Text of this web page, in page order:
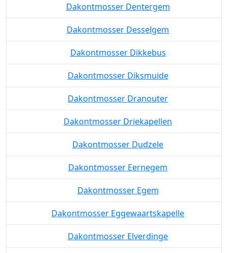
Dakontmosser Dentergem
Dakontmosser Desselgem
Dakontmosser Dikkebus
Dakontmosser Diksmuide
Dakontmosser Dranouter
Dakontmosser Driekapellen
Dakontmosser Dudzele
Dakontmosser Eernegem
Dakontmosser Egem
Dakontmosser Eggewaartskapelle
Dakontmosser Elverdinge